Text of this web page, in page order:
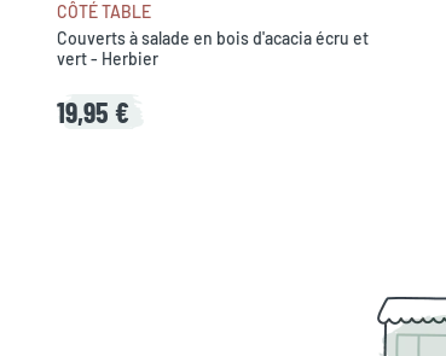
CÔTÉ TABLE
Couverts à salade en bois d'acacia écru et
vert - Herbier
19,95 €